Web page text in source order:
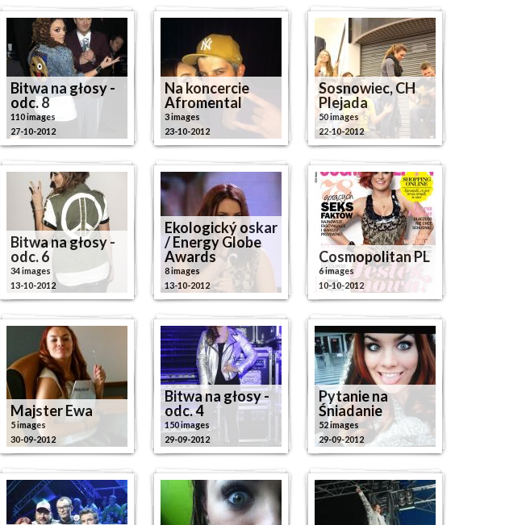
Bitwa na głosy -
odc. 8
110 images
27-10-2012
Na koncercie
Afromental
3 images
23-10-2012
Sosnowiec, CH
Plejada
50 images
22-10-2012
Bitwa na głosy -
odc. 6
34 images
13-10-2012
Ekologický oskar
/ Energy Globe
Awards
8 images
13-10-2012
Cosmopolitan PL
6 images
10-10-2012
Majster Ewa
5 images
30-09-2012
Bitwa na głosy -
odc. 4
150 images
29-09-2012
Pytanie na
Śniadanie
52 images
29-09-2012